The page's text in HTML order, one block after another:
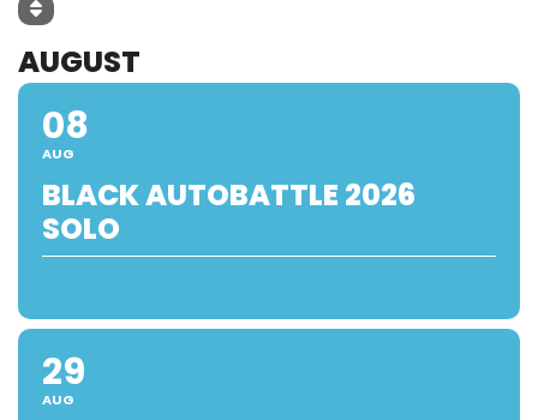
AUGUST
08
AUG
BLACK AUTOBATTLE 2026
SOLO
29
AUG